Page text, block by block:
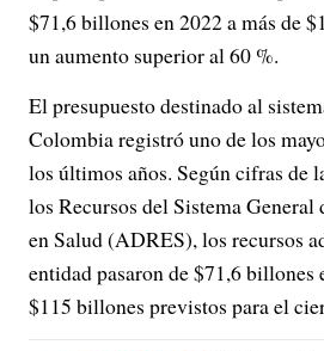
$71,6 billones en 2022 a más de
un aumento superior al 60 %.
El presupuesto destinado al
Colombia registró uno de los
los últimos años. Según cifras de
los Recursos del Sistema
en Salud (ADRES), los recursos
entidad pasaron de $71,6 billones
$115 billones previstos para el